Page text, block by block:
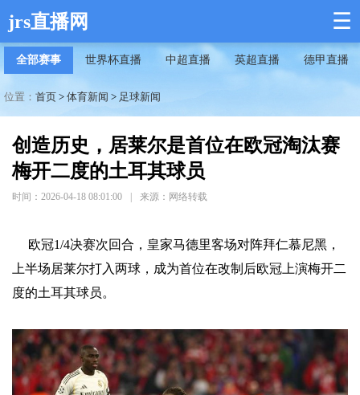
jrs直播网 ☰
全部赛事 世界杯直播 中超直播 英超直播 德甲直播
位置： 首页 > 体育新闻 > 足球新闻
创造历史，居莱尔是首位在欧冠淘汰赛
梅开二度的土耳其球员
时间：2026-04-18 08:01:00 来源：网络转载
欧冠1/4决赛次回合，皇家马德里客场对阵拜仁慕尼黑，
上半场居莱尔打入两球，成为首位在改制后欧冠上演梅开二
度的土耳其球员。